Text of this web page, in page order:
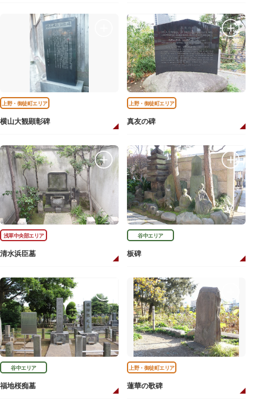
上野・御徒町エリア
横山大観顕彰碑
上野・御徒町エリア
真友の碑
浅草中央部エリア
清水浜臣墓
谷中エリア
板碑
谷中エリア
福地桜痴墓
上野・御徒町エリア
蓮華の歌碑